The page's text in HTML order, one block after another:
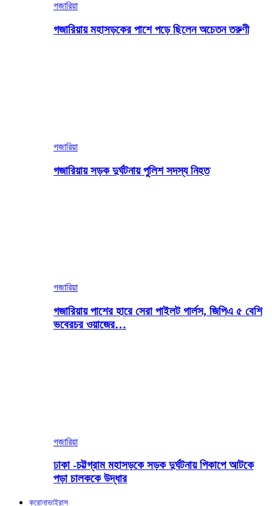
গজারিয়া
গজারিয়ায় মহাসড়কের পাশে পড়ে ছিলেন অচেতন তরুণী
গজারিয়া
গজারিয়ায় সড়ক দুর্ঘটনায় পুলিশ সদস্য নিহত
গজারিয়া
গজারিয়ায় পাশের হারে সেরা পাইলট গার্লস, জিপিএ ৫ বেশি
ভবেরচর ওয়াজের…
গজারিয়া
ঢাকা -চট্টগ্রাম মহাসড়কে সড়ক দুর্ঘটনায় পিকাপে আটকে
পড়া চালককে উদ্ধার
করোনাভাইরাস